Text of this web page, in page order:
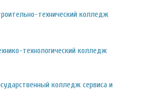
технический колледж
технологический колледж
колледж сервиса и